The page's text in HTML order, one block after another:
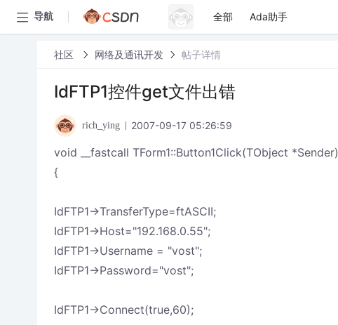
导航 全部 Ada助手
社区 网络及通讯开发 帖子详情
IdFTP1控件get文件出错
rich_ying 2007-09-17 05:26:59
void __fastcall TForm1::Button1Click(TObject *Sender)
{
IdFTP1->TransferType=ftASCII;
IdFTP1->Host="192.168.0.55";
IdFTP1->Username = "vost";
IdFTP1->Password="vost";
IdFTP1->Connect(true,60);